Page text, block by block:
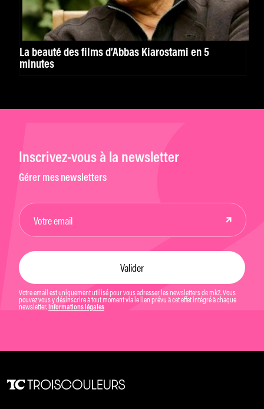
La beauté des films d’Abbas Kiarostami en 5
minutes
Inscrivez-vous à la newsletter
Gérer mes newsletters
Votre email est uniquement utilisé pour vous adresser les newsletters de mk2. Vous
pouvez vous y désinscrire à tout moment via le lien prévu à cet effet intégré à chaque
newsletter. Informations légales